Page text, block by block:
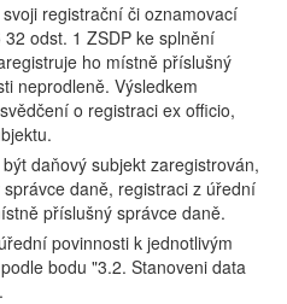
registrační či oznamovací
odst. 1 ZSDP ke splnění
ho místně příslušný
neprodleně. Výsledkem
o registraci ex officio,
daňový subjekt zaregistrován,
daně, registraci z úřední
příslušný správce daně.
povinnosti k jednotlivým
bodu "3.2. Stanoveni data